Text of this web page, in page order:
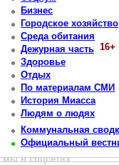
Бизнес
Городское хозяйство
Среда обитания
Дежурная часть 16+
Здоровье
Отдых
По материалам СМИ
История Миасса
Людям о людях
Коммунальная
Официальный
мы в соцсетях